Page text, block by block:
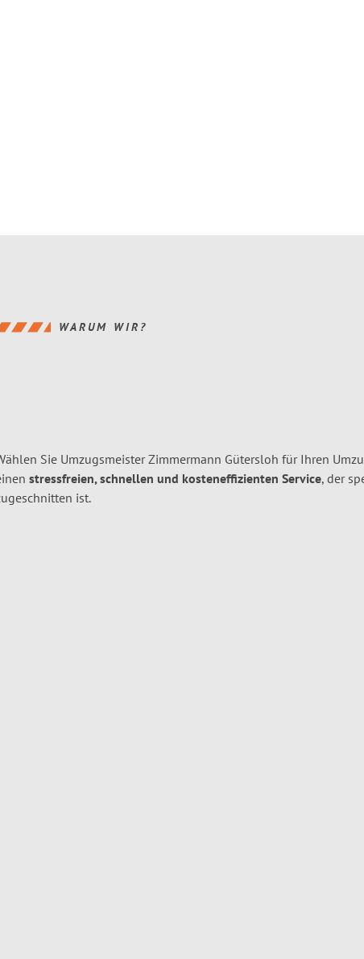
WARUM WIR?
Sie Umzugsmeister Zimmermann Gütersloh für Ihren
stressfreien, schnellen und kosteneffizienten Service, der
ist.